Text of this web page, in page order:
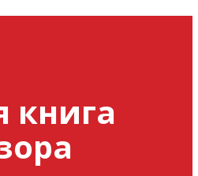
книга